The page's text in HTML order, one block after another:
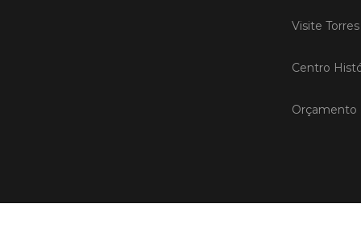
Visite
Centro
Orçamento